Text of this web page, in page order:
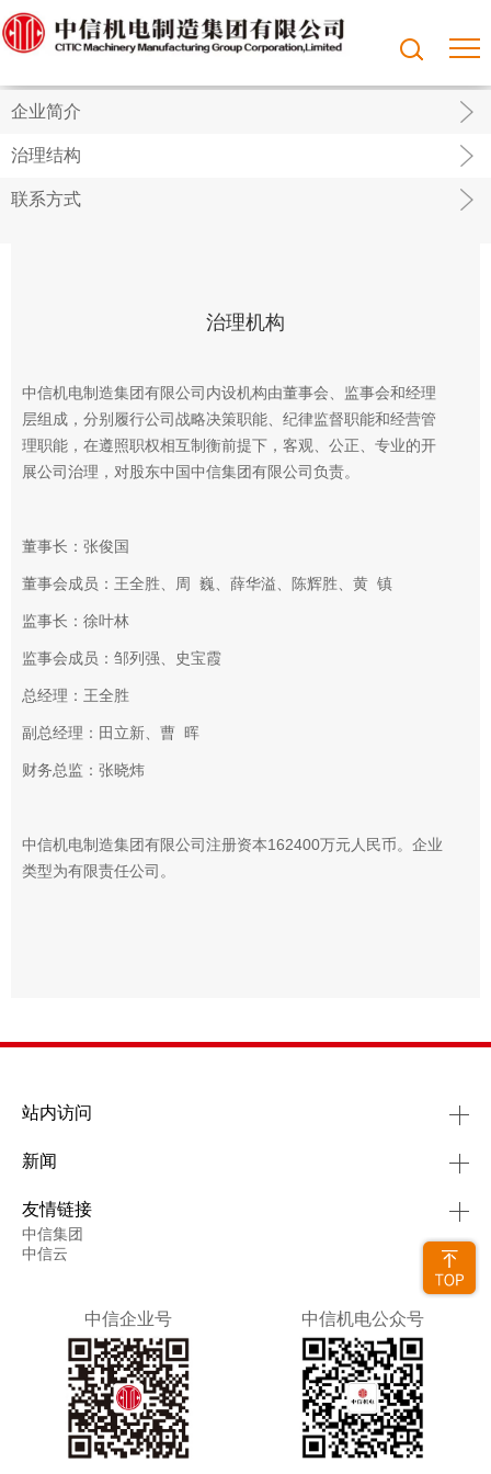
企业简介
治理结构
联系方式
治理机构
中信机电制造集团有限公司内设机构由董事会、监事会和经理
层组成，分别履行公司战略决策职能、纪律监督职能和经营管
理职能，在遵照职权相互制衡前提下，客观、公正、专业的开
展公司治理，对股东中国中信集团有限公司负责。
董事长：张俊国
董事会成员：王全胜、周 巍、薛华溢、陈辉胜、黄 镇
监事长：徐叶林
监事会成员：邹列强、史宝霞
总经理：王全胜
副总经理：田立新、曹 晖
财务总监：张晓炜
中信机电制造集团有限公司注册资本162400万元人民币。企业
类型为有限责任公司。
站内访问
新闻
友情链接
中信集团
中信云
中信机电公众号
中信企业号